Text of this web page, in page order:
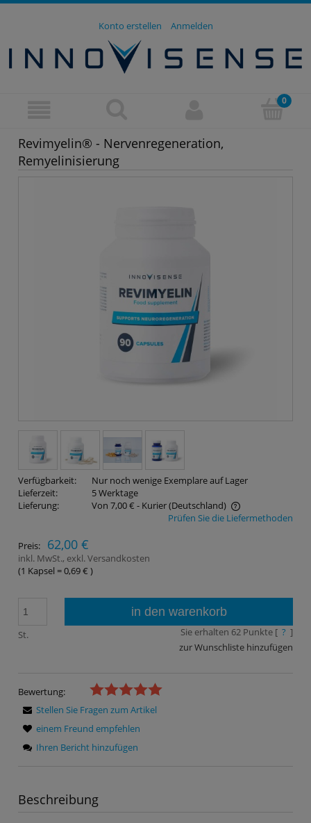
Konto erstellen Anmelden
Revimyelin® - Nervenregeneration,
Remyelinisierung
Verfügbarkeit:
Nur noch wenige Exemplare auf Lager
Lieferzeit:
5 Werktage
Lieferung:
Von 7,00 € - Kurier(Deutschland)
Der Preis enthält keine eventuellen Zahlungskosten
Prüfen Sie die Liefermethoden
Preis: 62,00 €
inkl. MwSt., exkl. Versandkosten
(1 Kapsel =0,69 € )
St.
in den warenkorb
Sie erhalten 62Punkte [ ? ]
zur Wunschliste hinzufügen
Bewertung:
Stellen Sie Fragen zum Artikel
einem Freund empfehlen
Ihren Bericht hinzufügen
Beschreibung